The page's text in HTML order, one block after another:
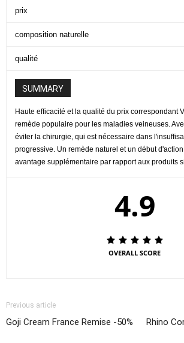
prix
composition naturelle
qualité
SUMMARY
Haute efficacité et la qualité du prix correspondant
remède populaire pour les maladies veineuses.
éviter la chirurgie, qui est nécessaire dans
progressive. Un remède naturel et un début
avantage supplémentaire par rapport aux produits
4.9
OVERALL SCORE
Previous article
Goji Cream France Remise -50%
Rhino